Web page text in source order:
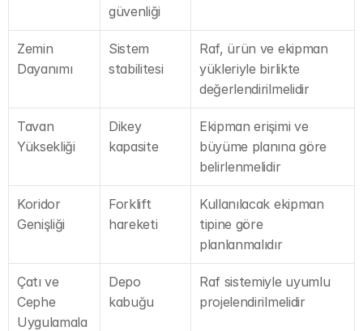
güvenliği
Zemin
Dayanımı
Sistem
stabilitesi
Raf, ürün ve ekipman
yükleriyle birlikte
değerlendirilmelidir
Tavan
Yüksekliği
Dikey
kapasite
Ekipman erişimi ve
büyüme planına göre
belirlenmelidir
Koridor
Genişliği
Forklift
hareketi
Kullanılacak ekipman
tipine göre
planlanmalıdır
Çatı ve
Cephe
Uygulamala
Depo
kabuğu
Raf sistemiyle uyumlu
projelendirilmelidir